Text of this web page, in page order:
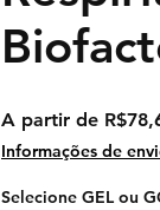
A partir de
Informações de
Selecione GEL ou